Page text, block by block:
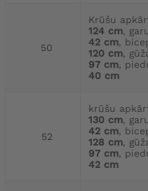
50
Krūšu
124 cm,
42 cm,
120 cm,
97 cm,
40 cm
52
krūšu
130 cm,
42 cm,
128 cm,
97 cm,
42 cm